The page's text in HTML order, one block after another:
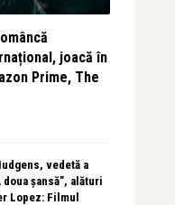
joacă în
Prime, The
vedetă a
șansă”, alături
Lopez: Filmul